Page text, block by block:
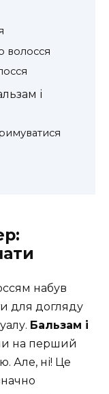
волосся
і
набув
для догляду
Бальзам і
на перший
Але, ні! Це